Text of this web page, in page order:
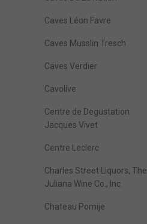
Caves Léon Favre
Caves Musslin Tresch
Caves Verdier
Cavolive
Centre de Degustation
Jacques Vivet
Centre Leclerc
Charles Street Liquors, The
Juliana Wine Co., Inc.
Chateau Pomije